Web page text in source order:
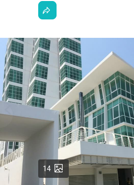
14 Gambar